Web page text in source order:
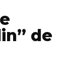
de